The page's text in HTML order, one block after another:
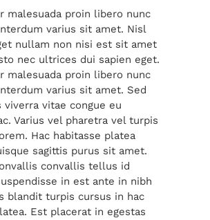
malesuada proin libero nunc
varius sit amet. Nisl
nullam non nisi est sit amet
nec ultrices dui sapien eget.
malesuada proin libero nunc
varius sit amet. Sed
viverra vitae congue eu
Varius vel pharetra vel turpis
Hac habitasse platea
sagittis purus sit amet.
convallis tellus id
in est ante in nibh
blandit turpis cursus in hac
Est placerat in egestas